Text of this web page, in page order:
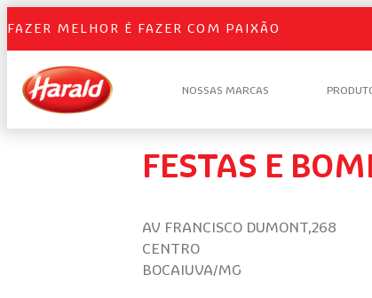
FAZER MELHOR É FAZER COM PAIXÃO
NOSSAS MARCAS
FESTAS E
AV FRANCISCO DUMONT,268
CENTRO
BOCAIUVA/MG